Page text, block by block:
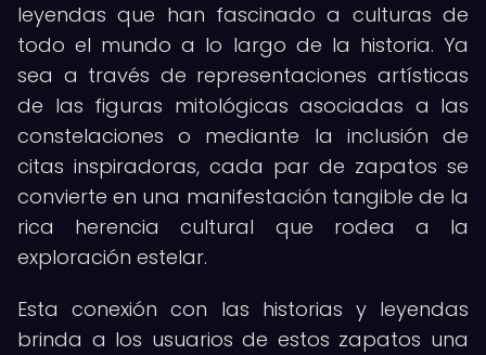
leyendas que han fascinado a culturas de
todo el mundo a lo largo de la historia. Ya
sea a través de representaciones artísticas
de las figuras mitológicas asociadas a las
constelaciones o mediante la inclusión de
citas inspiradoras, cada par de zapatos se
convierte en una manifestación tangible de la
rica herencia cultural que rodea a la
exploración estelar.
Esta conexión con las historias y leyendas
brinda a los usuarios de estos zapatos una